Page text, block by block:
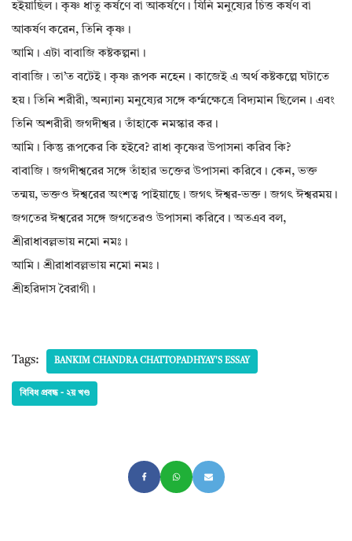
হইয়াছিল। কৃষ্ণ ধাতু কর্ষণে বা আকর্ষণে। যিনি মনুষ্যের চিত্ত কর্ষণ বা
আকর্ষণ করেন, তিনি কৃষ্ণ।
আমি। এটা বাবাজি কষ্টকল্পনা।
বাবাজি। তা’ত বটেই। কৃষ্ণ রূপক নহেন। কাজেই এ অর্থ কষ্টকল্পে ঘটাতে
হয়। তিনি শরীরী, অন্যান্য মনুষ্যের সঙ্গে কর্ম্মক্ষেত্রে বিদ্যমান ছিলেন। এবং
তিনি অশরীরী জগদীশ্বর। তাঁহাকে নমস্কার কর।
আমি। কিন্তু রূপকের কি হইবে? রাধা কৃষ্ণের উপাসনা করিব কি?
বাবাজি। জগদীশ্বরের সঙ্গে তাঁহার ভক্তের উপাসনা করিবে। কেন, ভক্ত
তন্ময়, ভক্তও ঈশ্বরের অংশত্ব পাইয়াছে। জগৎ ঈশ্বর-ভক্ত। জগৎ ঈশ্বরময়।
জগতের ঈশ্বরের সঙ্গে জগতেরও উপাসনা করিবে। অতএব বল,
শ্রীরাধাবল্লভায় নমো নমঃ।
আমি। শ্রীরাধাবল্লভায় নমো নমঃ।
শ্রীহরিদাস বৈরাগী।
Tags: BANKIM CHANDRA CHATTOPADHYAY'S ESSAY
বিবিধ প্রবন্ধ - ২য় খণ্ড